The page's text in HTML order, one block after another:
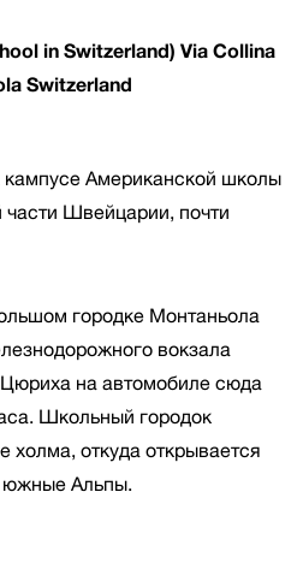
in Switzerland) Via Collina
Switzerland
Американской школы
Швейцарии, почти
городке Монтаньола
вокзала
на автомобиле сюда
Школьный городок
холма, откуда открывается
южные Альпы.